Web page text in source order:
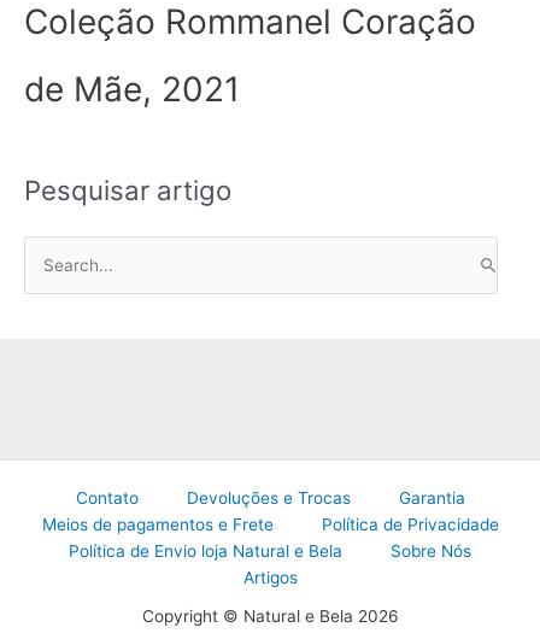
Coleção Rommanel Coração
de Mãe, 2021
Pesquisar artigo
Contato Devoluções e Trocas
Garantia
Meios de pagamentos e Frete
Política de Privacidade
Política de Envio loja Natural e Bela
Sobre Nós
Artigos
Copyright © Natural e Bela 2026